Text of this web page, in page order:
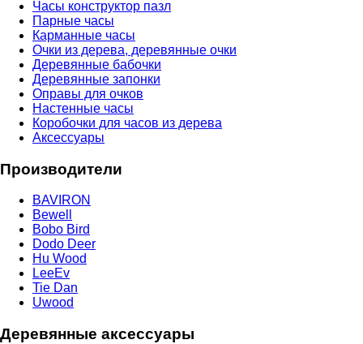
Часы конструктор пазл
Парные часы
Карманные часы
Очки из дерева, деревянные очки
Деревянные бабочки
Деревянные запонки
Оправы для очков
Настенные часы
Коробочки для часов из дерева
Аксессуары
Производители
BAVIRON
Bewell
Bobo Bird
Dodo Deer
Hu Wood
LeeEv
Tie Dan
Uwood
Деревянные аксессуары